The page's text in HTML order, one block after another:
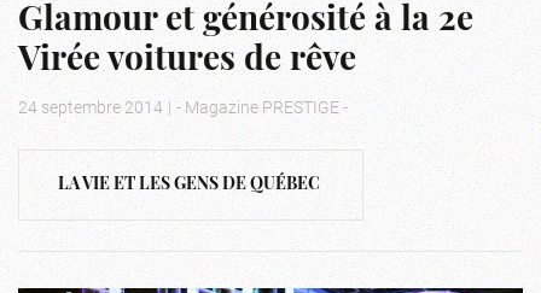
Glamour et générosité à la 2e
Virée voitures de rêve
24 septembre 2014 | - Magazine PRESTIGE -
LA VIE ET LES GENS DE QUÉBEC